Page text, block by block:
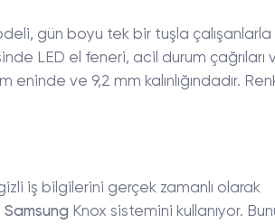
gün boyu tek bir tuşla çalışanlarla
LED el feneri, acil durum çağrıları
ve 9,2 mm kalınlığındadır.
iş bilgilerini gerçek zamanlı olarak
Samsung Knox sistemini kullanıyor.